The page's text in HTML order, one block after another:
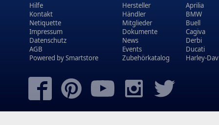
Hilfe
Kontakt
Netiquette
Impressum
Datenschutz
AGB
Powered bySmartstore
Hersteller
Händler
Mitglieder
Dokumente
News
Events
Zubehörkatalog
Aprilia
BMW
Buell
Cagiva
Derbi
Ducati
Harley-